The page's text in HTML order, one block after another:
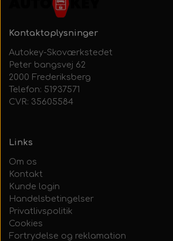
Kontaktoplysninger
Autokey-Skoværkstedet
Peter bangsvej 62
2000 Frederiksberg
Telefon: 51937571
CVR: 35605584
Links
Om os
Kontakt
Kunde login
Handelsbetingelser
Privatlivspolitik
Cookies
Fortrydelse og reklamation